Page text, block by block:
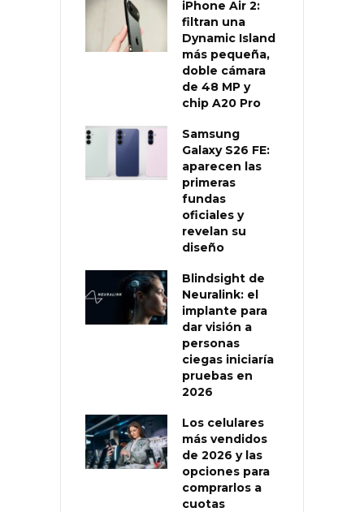
iPhone Air 2:
filtran una
Dynamic Island
más pequeña,
doble cámara
de 48 MP y
chip A20 Pro
Samsung
Galaxy S26 FE:
aparecen las
primeras
fundas
oficiales y
revelan su
diseño
Blindsight de
Neuralink: el
implante para
dar visión a
personas
ciegas iniciaría
pruebas en
2026
Los celulares
más vendidos
de 2026 y las
opciones para
comprarlos a
cuotas